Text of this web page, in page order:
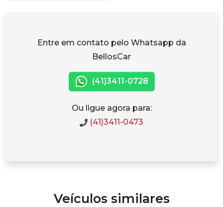
Entre em contato pelo Whatsapp da
BellosCar
(41)3411-0728
Ou ligue agora para:
(41)3411-0473
Veículos similares